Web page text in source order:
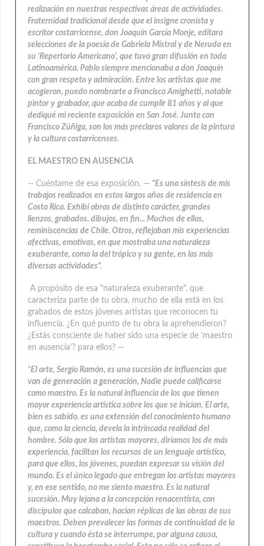
realización en nuestras respectivas áreas de actividades.
Fraternidad tradicional desde que el insigne cronista y
escritor costarricense, don Joaquín García Monje, editara
selecciones de la poesía de Gabriela Mistral y de Neruda en
su 'Repertorio Americano', que tuvo gran difusión en toda
Latinoamérica. Pablo siempre mencionaba a don Joaquín
con gran respeto y admiración. Entre los artistas que me
acogieron, puedo nombrarte a Francisco Amighetti, notable
pintor y grabador, que acaba de cumplir 81 años y al que
dediqué mi reciente exposición en San José. Junto con
Francisco Zúñiga, son los más preclaros valores de la pintura
y la cultura costarricenses.
EL MAESTRO EN AUSENCIA
-- Cuéntame de esa exposición. — "Es una síntesis de mis
trabajos realizados en estos largos años de residencia en
Costa Rica. Exhibí obras de distinto carácter, grandes
lienzos, grabados. dibujos, en fin... Muchos de ellos,
reminiscencias de Chile. Otros, reflejaban mis experiencias
afectivas, emotivas, en que mostraba una naturaleza
exuberante, como la del trópico y su gente, en las más
diversas actividades".
A propósito de esa "naturaleza exuberante". que
caracteriza parte de tu obra, mucho de ella está en los
grabados de estos jóvenes artistas que reconocen tu
influencia. ¿En qué punto de tu obra la aprehendieron?
¿Estás consciente de haber sido una especie de ‘maestro
en ausencia’? para ellos? —
"El arte, Sergio Ramón, es una sucesión de influencias que
van de generación a generación, Nadie puede calificarse
como maestro. Es la natural influencia de los que tienen
mayor experiencia artística sobre los que se inician. El arte,
bien es sabido. es una extensión del conocimiento humano
que, como la ciencia, devela la intrincada realidad del
hombre. Sólo que los artistas mayores, diríamos los de más
experiencia, facilitan los recursos de un lenguaje artístico,
para que ellos, los jóvenes, puedan expresar su visión del
mundo. Es el único legado que entregan los artistas mayores
y, en ese sentido, no me siento maestro. Es la natural
sucesión. Muy lejana a la concepción renacentista, con
discípulos que calcaban, hacían réplicas de las obras de sus
maestros. Deben prevalecer las formas de continuidad de la
cultura y cuando ésta se interrumpe, por alguna causa,